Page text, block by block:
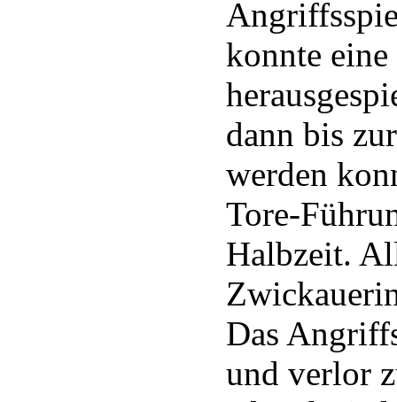
konnte
dann bis
werden
Tore-
Halbzeit.
Das
und verlor